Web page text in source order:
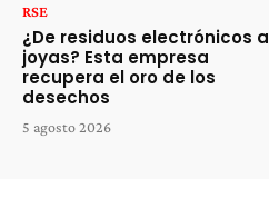
RSE
¿De residuos electrónicos a
joyas? Esta empresa
recupera el oro de los
desechos
5 agosto 2026